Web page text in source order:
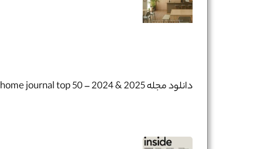
دانلود مجله home journal top 50 – 2024 & 2025